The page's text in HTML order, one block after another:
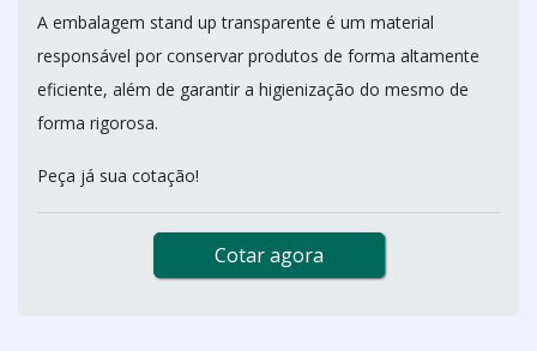
A embalagem stand up transparente é um material
responsável por conservar produtos de forma altamente
eficiente, além de garantir a higienização do mesmo de
forma rigorosa.
Peça já sua cotação!
Cotar agora